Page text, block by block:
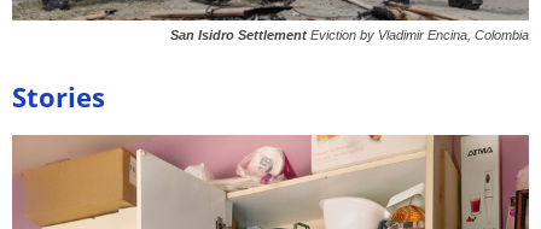
San Isidro Settlement Eviction by Vladimir Encina, Colombia
Stories